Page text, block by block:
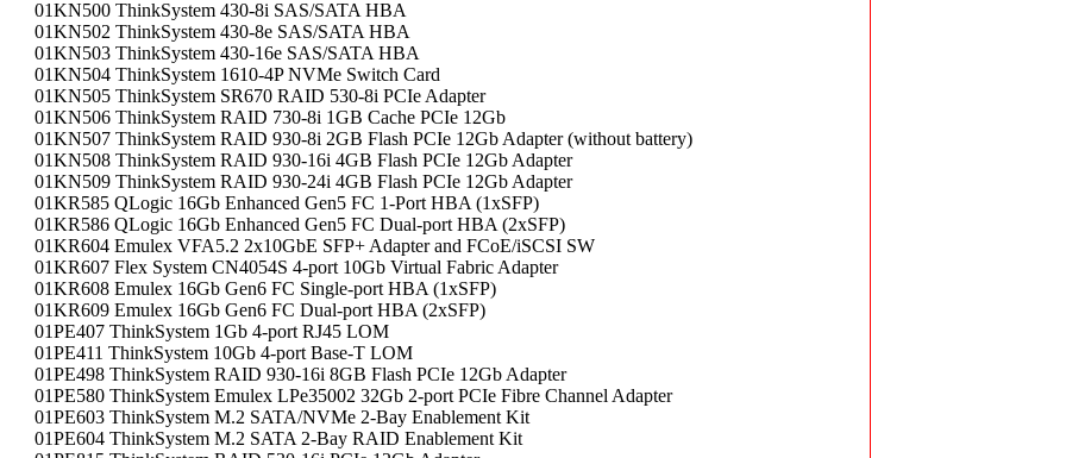
01KN500 ThinkSystem 430-8i SAS/SATA HBA
01KN502 ThinkSystem 430-8e SAS/SATA HBA
01KN503 ThinkSystem 430-16e SAS/SATA HBA
01KN504 ThinkSystem 1610-4P NVMe Switch Card
01KN505 ThinkSystem SR670 RAID 530-8i PCIe Adapter
01KN506 ThinkSystem RAID 730-8i 1GB Cache PCIe 12Gb
01KN507 ThinkSystem RAID 930-8i 2GB Flash PCIe 12Gb Adapter (without battery)
01KN508 ThinkSystem RAID 930-16i 4GB Flash PCIe 12Gb Adapter
01KN509 ThinkSystem RAID 930-24i 4GB Flash PCIe 12Gb Adapter
01KR585 QLogic 16Gb Enhanced Gen5 FC 1-Port HBA (1xSFP)
01KR586 QLogic 16Gb Enhanced Gen5 FC Dual-port HBA (2xSFP)
01KR604 Emulex VFA5.2 2x10GbE SFP+ Adapter and FCoE/iSCSI SW
01KR607 Flex System CN4054S 4-port 10Gb Virtual Fabric Adapter
01KR608 Emulex 16Gb Gen6 FC Single-port HBA (1xSFP)
01KR609 Emulex 16Gb Gen6 FC Dual-port HBA (2xSFP)
01PE407 ThinkSystem 1Gb 4-port RJ45 LOM
01PE411 ThinkSystem 10Gb 4-port Base-T LOM
01PE498 ThinkSystem RAID 930-16i 8GB Flash PCIe 12Gb Adapter
01PE580 ThinkSystem Emulex LPe35002 32Gb 2-port PCIe Fibre Channel Adapter
01PE603 ThinkSystem M.2 SATA/NVMe 2-Bay Enablement Kit
01PE604 ThinkSystem M.2 SATA 2-Bay RAID Enablement Kit